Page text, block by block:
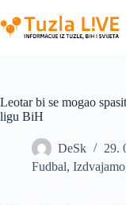
to
content
Leotar bi se mogao
ligu BiH
DeSk
29.
Fudbal, Izdvajamo